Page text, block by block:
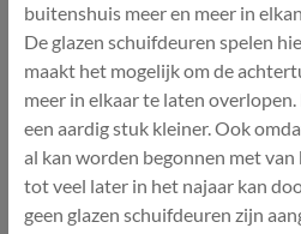
buitenshuis meer en meer in
De glazen schuifdeuren spelen
maakt het mogelijk om de
meer in elkaar te laten
een aardig stuk kleiner. Ook
al kan worden begonnen met
tot veel later in het najaar kan
geen glazen schuifdeuren zijn